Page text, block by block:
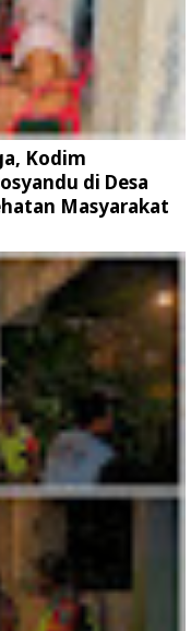
Kodim
di Desa
Masyarakat